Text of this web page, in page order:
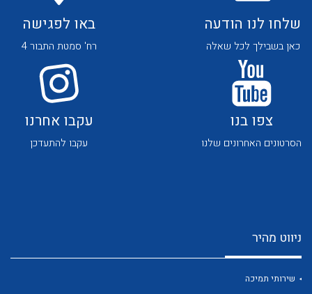
לכל מוצרי היצרן לכל מוצרי היצרן
לכל מוצרי היצרן
שלחו לנו הודעה
כאן בשבילך לכל שאלה
באו לפגישה
רח' סמטת התבור 4
צפו בנו
הסרטונים האחרונים שלנו
עקבו אחרנו
עקבו להתעדכן
ניווט מהיר
שירותי תמיכה